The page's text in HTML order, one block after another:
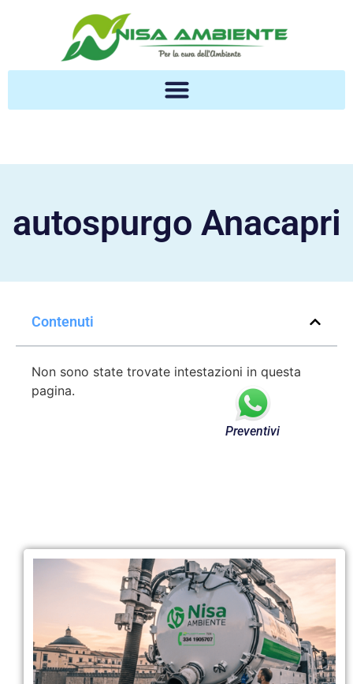
autospurgo Anacapri
Contenuti
Non sono state trovate intestazioni in questa
pagina.
Preventivi